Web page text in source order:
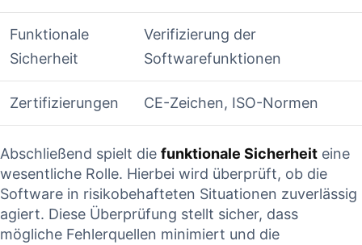
Funktionale
Sicherheit
Verifizierung ‍der
⁣Softwarefunktionen
Zertifizierungen CE-Zeichen, ISO-Normen
Abschließend ‍spielt die funktionale Sicherheit eine
wesentliche Rolle. Hierbei wird überprüft, ob die
Software in risikobehafteten Situationen zuverlässig
agiert. Diese ⁢Überprüfung stellt sicher, dass
mögliche ⁤Fehlerquellen minimiert und die